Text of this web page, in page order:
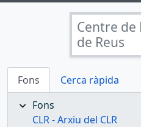
Centre de
de Reus
Fons
Cerca ràpida
Fons
CLR - Arxiu del CLR